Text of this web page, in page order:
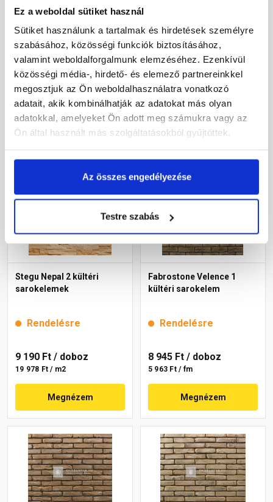
Ez a weboldal sütiket használ
Sütiket használunk a tartalmak és hirdetések személyre
szabásához, közösségi funkciók biztosításához,
valamint weboldalforgalmunk elemzéséhez. Ezenkívül
közösségi média-, hirdető- és elemező partnereinkkel
megosztjuk az Ön weboldalhasználatra vonatkozó
adatait, akik kombinálhatják az adatokat más olyan
adatokkal, amelyeket Ön adott meg számukra vagy az
Ön által használt más szolgáltatásokból gyűjtöttek.
Az összes engedélyezése
Testre szabás
Fabrostone Decoline 2
kültéri falburkoló lap
Rendelésre
4 170 Ft/ doboz
8 872 Ft / m2
Megnézem
kültéri sarokelem
Rendelésre
8 945 Ft/ doboz
4 969 Ft / fm
Megnézem
Stegu Nepal 2 kültéri
sarokelemek
Rendelésre
9 190 Ft / doboz
19 978 Ft / m2
Megnézem
Fabrostone Velence 1
kültéri sarokelem
Rendelésre
8 945 Ft / doboz
5 963 Ft / fm
Megnézem